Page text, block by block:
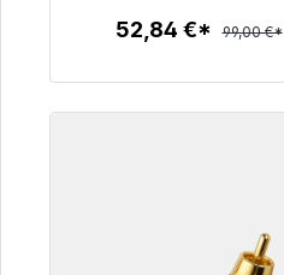
52,84 €* 99,00 €*